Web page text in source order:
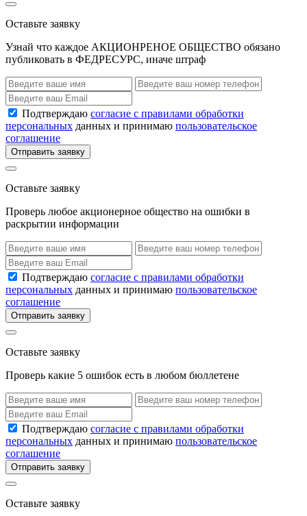
Оставьте заявку
Узнай что каждое АКЦИОНРЕНОЕ ОБЩЕСТВО обязано
публиковать в ФЕДРЕСУРС, иначе штраф
Подтверждаю согласие с правилами обработки
персональных данных и принимаю пользовательское
соглашение
Отправить заявку
Оставьте заявку
Проверь любое акционерное общество на ошибки в
раскрытии информации
Подтверждаю согласие с правилами обработки
персональных данных и принимаю пользовательское
соглашение
Отправить заявку
Оставьте заявку
Проверь какие 5 ошибок есть в любом бюллетене
Подтверждаю согласие с правилами обработки
персональных данных и принимаю пользовательское
соглашение
Отправить заявку
Оставьте заявку